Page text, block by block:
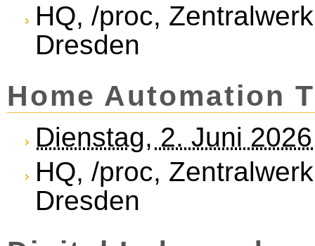
HQ, /proc,
Dresden
Home Automation
Dienstag, 2. Juni
HQ, /proc,
Dresden